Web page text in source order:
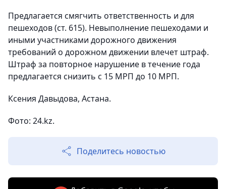
Предлагается смягчить ответственность и для
пешеходов (ст. 615). Невыполнение пешеходами и
иными участниками дорожного движения
требований о дорожном движении влечет штраф.
Штраф за повторное нарушение в течение года
предлагается снизить с 15 МРП до 10 МРП.
Ксения Давыдова, Астана.
Фото: 24.kz.
Поделитесь новостью